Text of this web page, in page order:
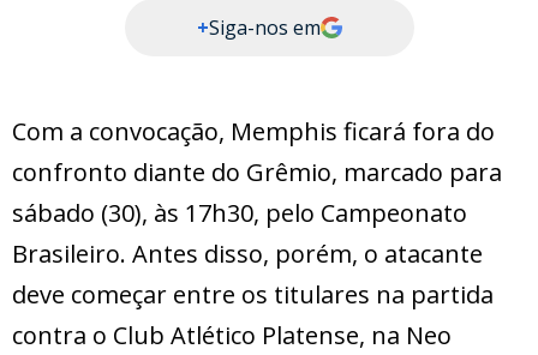
+Siga-nos em
Com a convocação, Memphis ficará fora do
confronto diante do Grêmio, marcado para
sábado (30), às 17h30, pelo Campeonato
Brasileiro. Antes disso, porém, o atacante
deve começar entre os titulares na partida
contra o Club Atlético Platense, na Neo